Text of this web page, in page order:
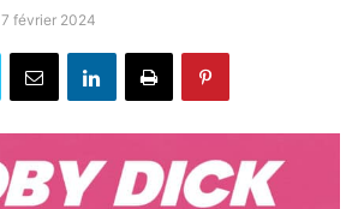
7 février 2024